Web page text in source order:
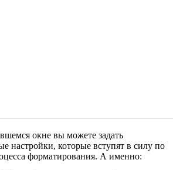
окне вы можете задать
настройки, которые вступят в силу по
форматирования. А именно: